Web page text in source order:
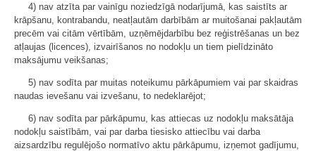
4) nav atzīta par vainīgu noziedzīgā nodarījumā, kas saistīts ar
krāpšanu, kontrabandu, neatļautām darbībām ar muitošanai pakļautām
precēm vai citām vērtībām, uzņēmējdarbību bez reģistrēšanas un bez
atļaujas (licences), izvairīšanos no nodokļu un tiem pielīdzināto
maksājumu veikšanas;
5) nav sodīta par muitas noteikumu pārkāpumiem vai par skaidras
naudas ievešanu vai izvešanu, to nedeklarējot;
6) nav sodīta par pārkāpumu, kas attiecas uz nodokļu maksātāja
nodokļu saistībām, vai par darba tiesisko attiecību vai darba
aizsardzību regulējošo normatīvo aktu pārkāpumu, izņemot gadījumu,